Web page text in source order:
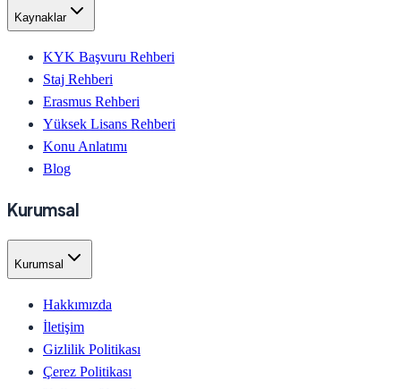
Kaynaklar
KYK Başvuru Rehberi
Staj Rehberi
Erasmus Rehberi
Yüksek Lisans Rehberi
Konu Anlatımı
Blog
Kurumsal
Kurumsal
Hakkımızda
İletişim
Gizlilik Politikası
Çerez Politikası